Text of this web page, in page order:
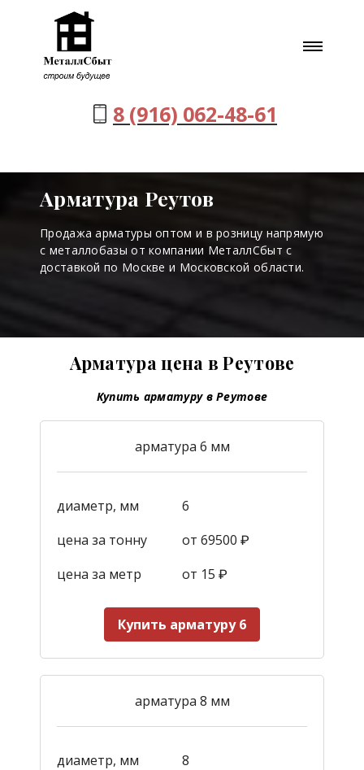
8 (916) 062-48-61
Арматура Реутов
Продажа арматуры оптом и в розницу напрямую
с металлобазы от компании МеталлСбыт с
доставкой по Москве и Московской области.
Арматура цена в Реутове
Купить арматуру в Реутове
арматура 6 мм
диаметр, мм
6
цена за тонну
от 69500 ₽
цена за метр
от 15 ₽
Купить арматуру 6
арматура 8 мм
диаметр, мм
8